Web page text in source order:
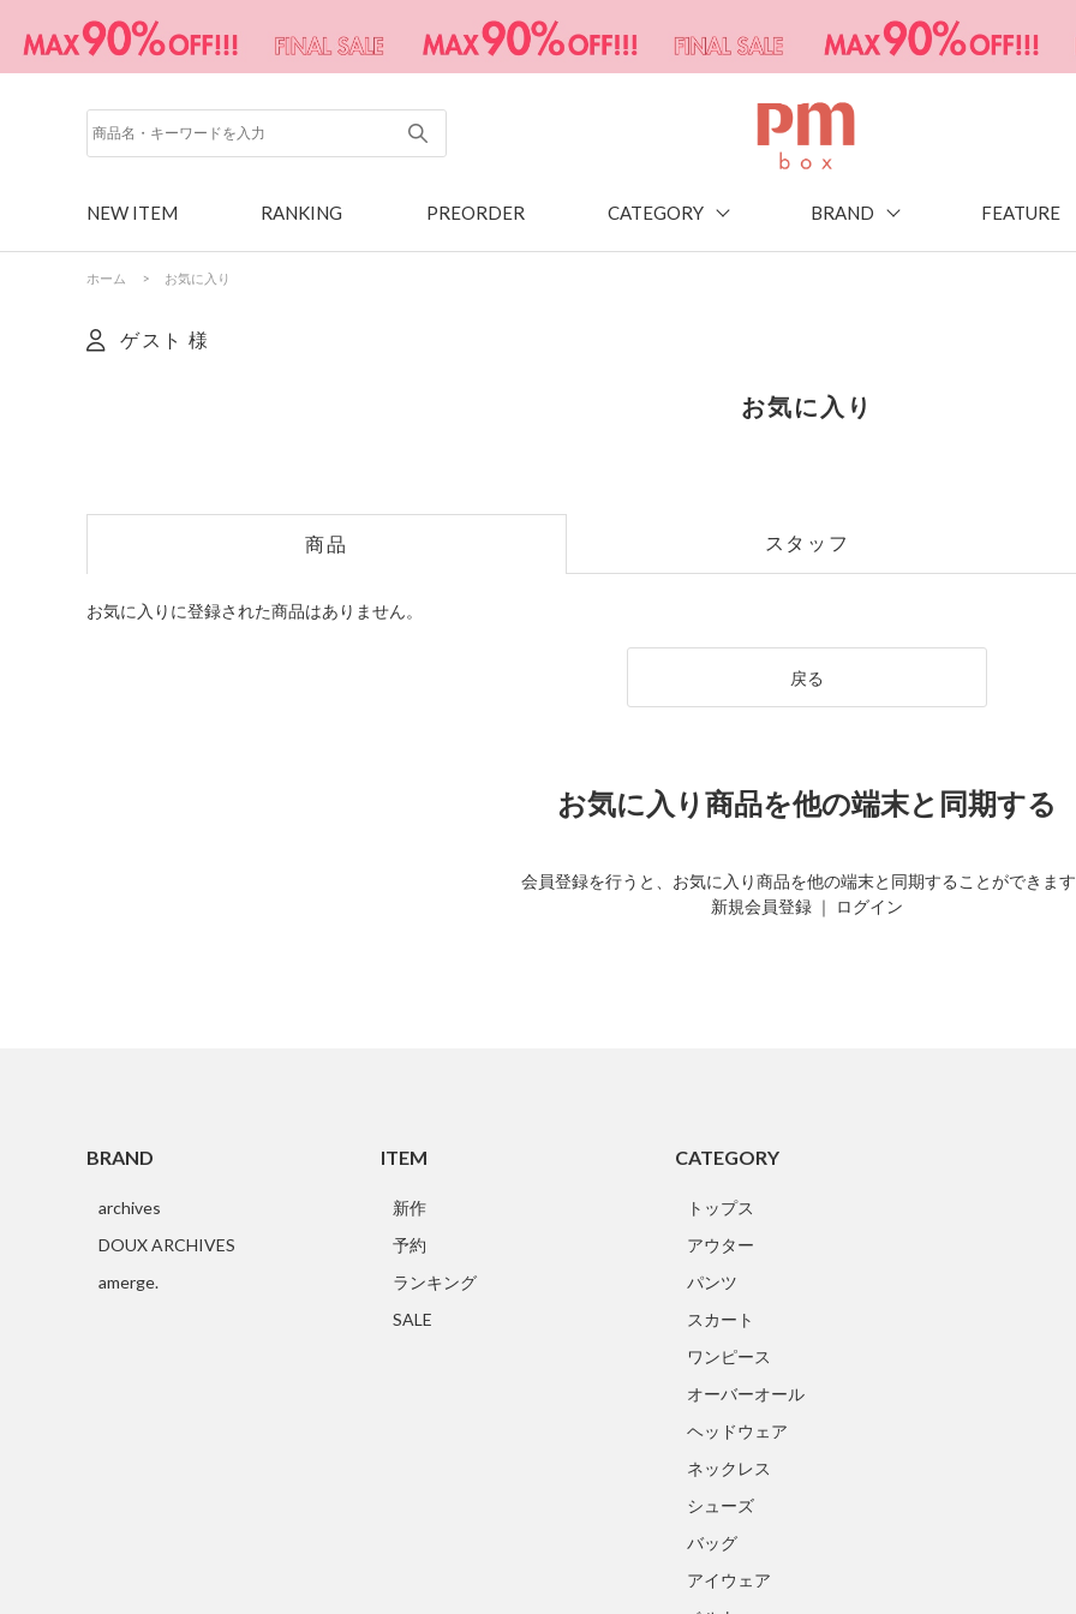
NEW ITEM RANKING PREORDER CATEGORY BRAND FEATURE
ホーム > お気に入り
ゲスト 様
お気に入り
商品 スタッフ
お気に入りに登録された商品はありません。
戻る
お気に入り商品を他の端末と同期する
会員登録を行うと、お気に入り商品を他の端末と同期することができます
新規会員登録 ｜ ログイン
BRAND
archives
DOUX ARCHIVES
amerge.
ITEM
新作
予約
ランキング
SALE
CATEGORY
トップス
アウター
パンツ
スカート
ワンピース
オーバーオール
ヘッドウェア
ネックレス
シューズ
バッグ
アイウェア